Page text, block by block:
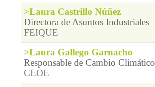
>Laura Castrillo Núñez
Directora de Asuntos Industriales
FEIQUE
>Laura Gallego Garnacho
Responsable de Cambio Climático
CEOE